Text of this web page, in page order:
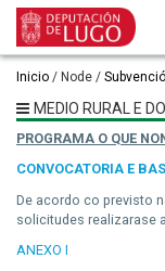
Pasar
contenido
principal
Ruta
de
navegación
Inicio Node
MEDIO RURAL E
PROGRAMA O QUE
CONVOCATORIA E
De acordo co previsto
solicitudes realizarase
ANEXO I